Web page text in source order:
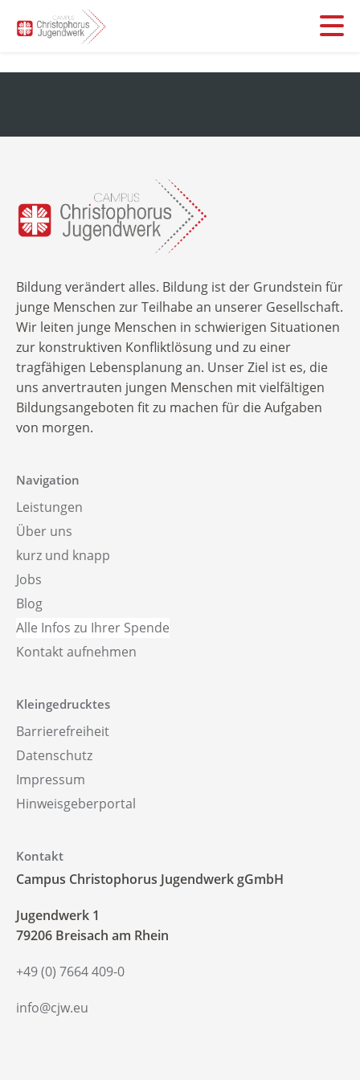
Leistungen
Inobhutnahme
Ambulante Hilfen
Flex-Fernschule
Berufliche Bildung
Was machen wir
Unsere Geschichte
kurz und knapp
FAQs für Eltern
„Fragen und Antworten“ für Kinder und Jugendliche
Sie suchen ein Ehrenamt?
Infos für Ehemalige/Careleaver
Alle Infos zu Ihrer Spende
Blog
Alle Infos zu Ihrer Spende
Kontakt aufnehmen
Suchbegriff:
Bildung verändert alles. Bildung ist der Grundstein für
junge Menschen zur Teilhabe an unserer Gesellschaft.
Wir leiten junge Menschen in schwierigen Situationen
zur konstruktiven Konfliktlösung und zu einer
tragfähigen Lebensplanung an. Unser Ziel ist es, die
uns anvertrauten jungen Menschen mit vielfältigen
Bildungsangeboten fit zu machen für die Aufgaben
von morgen.
Navigation
Leistungen
Über uns
kurz und knapp
Jobs
Blog
Alle Infos zu Ihrer Spende
Kontakt aufnehmen
Kleingedrucktes
Barrierefreiheit
Datenschutz
Impressum
Hinweisgeberportal
Kontakt
Campus Christophorus Jugendwerk gGmbH
‍Jugendwerk 1
79206 Breisach am Rhein
+49 (0) 7664 409-0
info@cjw.eu